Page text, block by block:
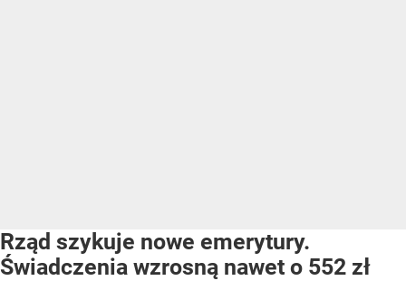
Rząd szykuje nowe emerytury.
Świadczenia wzrosną nawet o 552 zł